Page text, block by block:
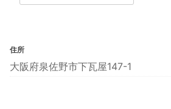
住所
大阪府泉佐野市下瓦屋147-1